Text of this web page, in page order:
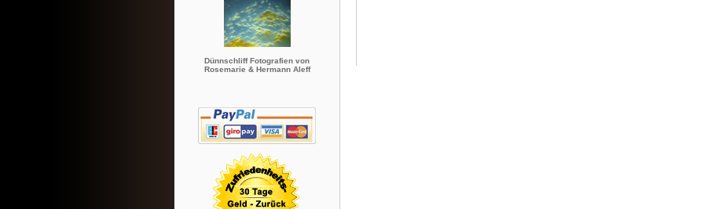
Dünnschliff Fotografien von
Rosemarie & Hermann Aleff